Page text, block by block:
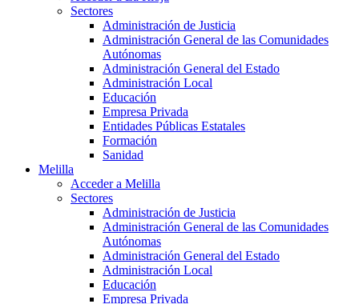
Sectores
Administración de Justicia
Administración General de las Comunidades
Autónomas
Administración General del Estado
Administración Local
Educación
Empresa Privada
Entidades Públicas Estatales
Formación
Sanidad
Melilla
Acceder a Melilla
Sectores
Administración de Justicia
Administración General de las Comunidades
Autónomas
Administración General del Estado
Administración Local
Educación
Empresa Privada